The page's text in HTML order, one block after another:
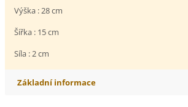
Výška : 28 cm
Šířka : 15 cm
Síla : 2 cm
Základní informace